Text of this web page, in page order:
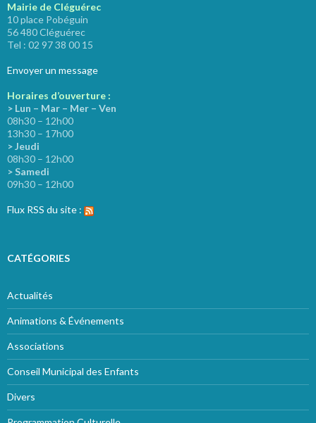
Mairie de Cléguérec
10 place Pobéguin
56 480 Cléguérec
Tel : 02 97 38 00 15
Envoyer un message
Horaires d’ouverture :
> Lun – Mar – Mer – Ven
08h30 – 12h00
13h30 – 17h00
> Jeudi
08h30 – 12h00
> Samedi
09h30 – 12h00
Flux RSS du site :
CATÉGORIES
Actualités
Animations & Événements
Associations
Conseil Municipal des Enfants
Divers